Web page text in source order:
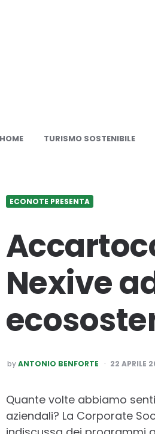
HOME TURISMO SOSTENIBILE
ECONOTE PRESENTA
Nexive
POSTED
BY
by ANTONIO BENFORTE 22 APRILE
Quante volte abbiamo
aziendali? La Corporate